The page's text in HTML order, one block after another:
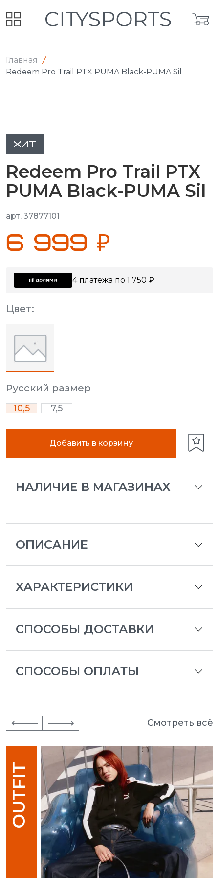
Главная
Redeem Pro Trail PTX PUMA Black-PUMA Sil
ХИТ
Redeem Pro Trail PTX
PUMA Black-PUMA Sil
арт. 37877101
6 999 ₽
4 платежа по 1 750 ₽
Цвет:
Русский размер
10,5 7,5
Добавить в корзину
НАЛИЧИЕ В МАГАЗИНАХ
ОПИСАНИЕ
ХАРАКТЕРИСТИКИ
СПОСОБЫ ДОСТАВКИ
СПОСОБЫ ОПЛАТЫ
Смотреть всё
OUTFIT